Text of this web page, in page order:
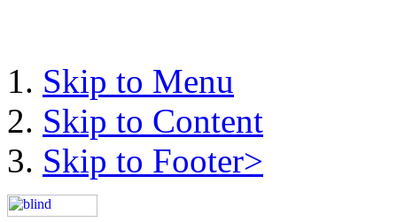
Skip to Menu
Skip to Content
Skip to Footer>